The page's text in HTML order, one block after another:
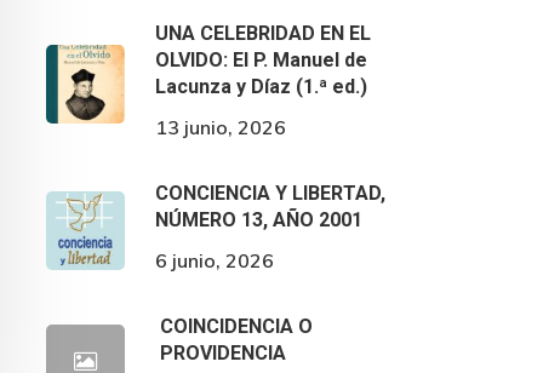
UNA CELEBRIDAD EN EL
OLVIDO: El P. Manuel de
Lacunza y Díaz (1.ª ed.)
13 junio, 2026
CONCIENCIA Y LIBERTAD,
NÚMERO 13, AÑO 2001
6 junio, 2026
COINCIDENCIA O
PROVIDENCIA